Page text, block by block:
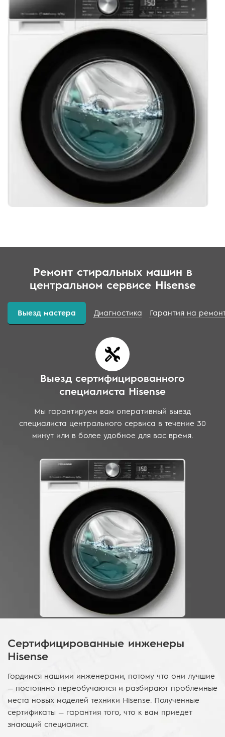
Ремонт стиральных машин в
центральном сервисе Hisense
Выезд мастера Диагностика Гарантия на
Выезд сертифицированного
специалиста Hisense
Мы гарантируем вам оперативный выезд
специалиста центрального сервиса в течение 30
минут или в более удобное для вас время.
Сертифицированные инженеры
Hisense
Гордимся нашими инженерами, потому что они лучшие
— постоянно переобучаются и разбирают проблемные
места новых моделей техники Hisense. Полученные
сертификаты — гарантия того, что к вам приедет
знающий специалист.